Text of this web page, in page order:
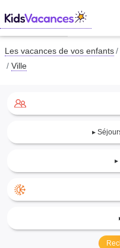
Les vacances de vos enfants
Ville
▸
▸